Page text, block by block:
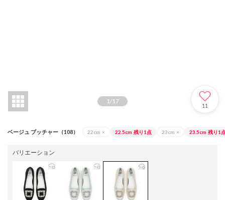
1 /17
11
ベージュ ブッチャー（108） 22cm × 22.5cm 残り1点 23cm × 23.5cm 残り1
バリエーション